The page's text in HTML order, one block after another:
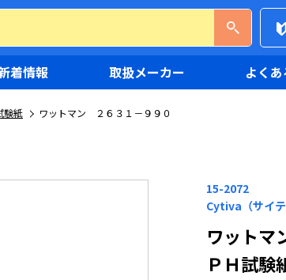
着情報 取扱メーカー よく
験紙 ワットマン ２６３１－９９０
15-2072
Cytiva（サイテ
ワットマ
ＰＨ試